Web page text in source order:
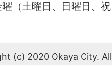
（土曜日、日曜日、
(c) 2020 Okaya City.